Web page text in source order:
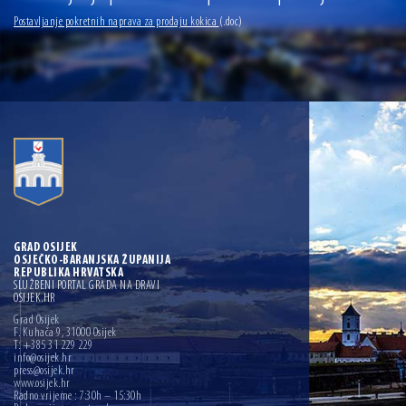
13.07.2026 | Ljetnim izdanjem Večeri vina i umjetnosti završen Vinski mjesec
07.07.2026 | Održana 8. sjednica Gradskog vijeća Grada Osijeka. Gradonačelnik
Radić istaknuo da je u osječke vrtiće upisan rekordan broj djece, te najavio cjelovitu
obnovu glavnog osječkog Trga Ante Starčevića
06.07.2026 | Brevis koncertom u Zlatnoj dvorani Musikvereina obilježio 30 godina
djelovanja
04.07.2026 | Zbog povoljnih vodostaja i pravodobnih mjera komarci ove godine pod
kontrolom
04.08.2026 | U Osijeku obilježen Dan pobjede i domovinske zahvalnosti i Dan
hrvatskih branitelja
Postavljanje pokretnih naprava za prodaju kokica(.doc)
GRAD OSIJEK
OSJEČKO-BARANJSKA ŽUPANIJA
REPUBLIKA HRVATSKA
SLUŽBENI PORTAL GRADA NA DRAVI
OSIJEK.HR
Grad Osijek
F. Kuhača 9, 31000 Osijek
T: +385 31 229 229
info@osijek.hr
press@osijek.hr
www.osijek.hr
Radno vrijeme : 7:30h – 15:30h